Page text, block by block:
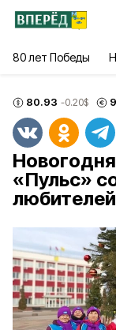
80 лет Победы
80.93 -0.20$
«Пульс»